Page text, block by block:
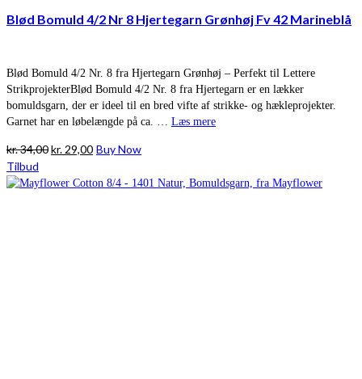
Blød Bomuld 4/2 Nr 8 Hjertegarn Grønhøj Fv 42 Marineblå
Blød Bomuld 4/2 Nr. 8 fra Hjertegarn Grønhøj – Perfekt til Lettere
StrikprojekterBlød Bomuld 4/2 Nr. 8 fra Hjertegarn er en lækker
bomuldsgarn, der er ideel til en bred vifte af strikke- og hækleprojekter.
Garnet har en løbelængde på ca. … Læs mere
kr.34,00Den
pris
kr. 29,00Den
pris
Buy Now
Tilbud